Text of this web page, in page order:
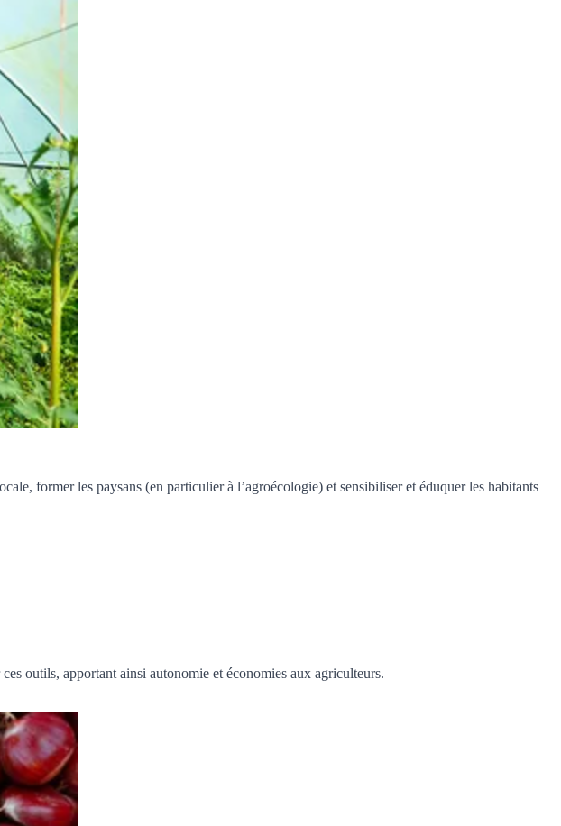
former les paysans (en particulier à l’agroécologie) et sensibiliser et éduquer les habitants
outils, apportant ainsi autonomie et économies aux agriculteurs.